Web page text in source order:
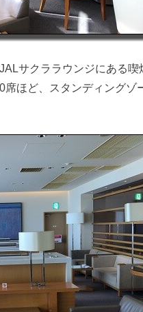
サクララウンジにある
席ほど、スタンディング